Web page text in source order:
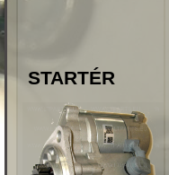
STARTÉR